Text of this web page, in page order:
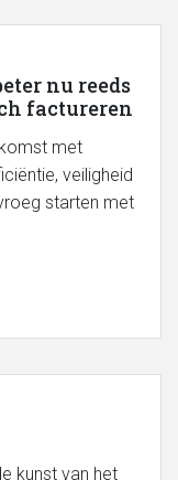
nu reeds
factureren
met
veiligheid
starten met
kunst van het